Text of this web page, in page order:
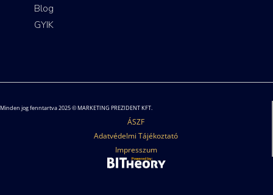
Blog
GYIK
Minden jog fenntartva 2025 © MARKETING PREZIDENT KFT.
ÁSZF
Adatvédelmi Tájékoztató
Impresszum